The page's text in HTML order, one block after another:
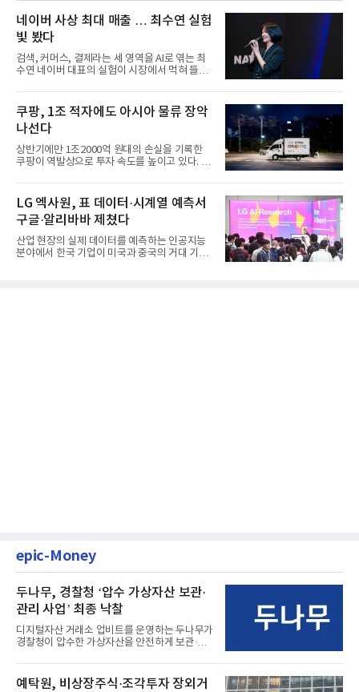
네이버 사상 최대 매출 … 최수연 실험
빛 봤다
검색, 커머스, 결제라는 세 영역을 AI로 엮는 최
수연 네이버 대표의 실험이 시장에서 먹혀 들어
쿠팡, 1조 적자에도 아시아 물류 장악
나선다
상반기에만 1조2000억 원대의 손실을 기록한
쿠팡이 역발상으로 투자 속도를 높이고 있다. 이
LG 엑사원, 표 데이터·시계열 예측서
구글·알리바바 제쳤다
산업 현장의 실제 데이터를 예측하는 인공지능
분야에서 한국 기업이 미국과 중국의 거대 기술
epic-Money
두나무, 경찰청 ‘압수 가상자산 보관·
관리 사업’ 최종 낙찰
디지털자산 거래소 업비트를 운영하는 두나무가
경찰청이 압수한 가상자산을 안전하게 보관·관
예탁원, 비상장주식·조각투자 장외거